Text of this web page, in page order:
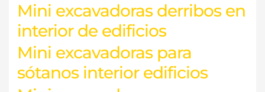
Mini excavadoras derribos en
interior de edificios
Mini excavadoras para
sótanos interior edificios